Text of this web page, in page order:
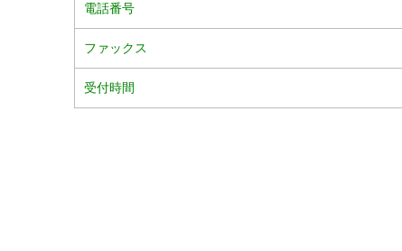
電話番号
ファックス
受付時間